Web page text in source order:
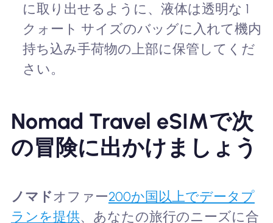
に取り出せるように、液体は透明な 1
クォート サイズのバッグに入れて機内
持ち込み手荷物の上部に保管してくだ
さい。
Nomad Travel eSIMで次
の冒険に出かけましょう
ノマドオファー200か国以上でデータプ
ランを提供、あなたの旅行のニーズに合